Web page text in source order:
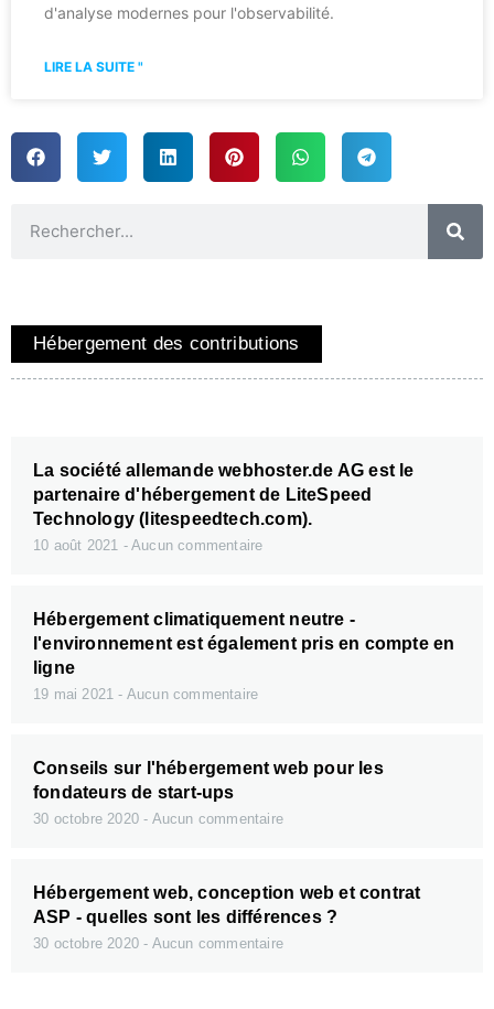
d'analyse modernes pour l'observabilité.
LIRE LA SUITE "
Hébergement des contributions
La société allemande webhoster.de AG est le
partenaire d'hébergement de LiteSpeed
Technology (litespeedtech.com).
10 août 2021 Aucun commentaire
Hébergement climatiquement neutre -
l'environnement est également pris en compte en
ligne
19 mai 2021 Aucun commentaire
Conseils sur l'hébergement web pour les
fondateurs de start-ups
30 octobre 2020 Aucun commentaire
Hébergement web, conception web et contrat
ASP - quelles sont les différences ?
30 octobre 2020 Aucun commentaire